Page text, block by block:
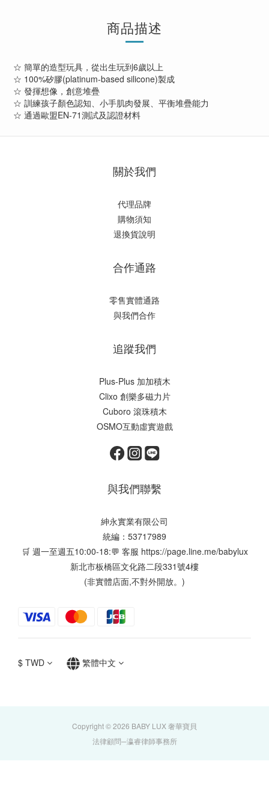
商品描述
☆ 簡單的造型玩具，從出生玩到6歲以上
☆ 100%矽膠(platinum-based silicone)製成
☆ 發揮想像，創意堆疊
☆ 訓練孩子顏色認知、小手肌肉發展、平衡堆疊能力
☆ 通過歐盟EN-71測試及認證材料
關於我們
代理品牌
購物須知
退換貨說明
合作通路
零售實體通路
與我們合作
追蹤我們
Plus-Plus 加加積木
Clixo 創樂多磁力片
Cuboro 滾珠積木
OSMO互動虛實遊戲
與我們聯繫
紳永實業有限公司
統編：53717989
🛒 週一至週五10:00-18:💬 客服 https://page.line.me/babylux
新北市板橋區文化路二段331號4樓
(非實體店面,不對外開放。)
$ TWD 繁體中文
Copyright © 2026 BABY LUX 奢華寶貝
法律顧問─瀛睿律師事務所